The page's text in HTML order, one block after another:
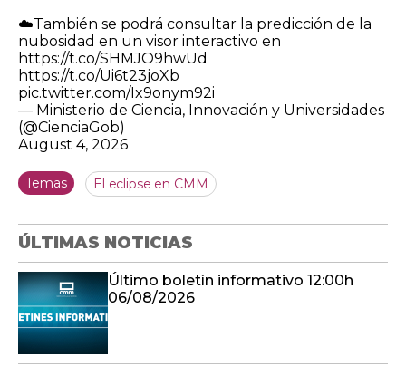
☁️También se podrá consultar la predicción de la
nubosidad en un visor interactivo en
https://t.co/SHMJO9hwUd
https://t.co/Ui6t23joXb
pic.twitter.com/Ix9onym92i
— Ministerio de Ciencia, Innovación y Universidades
(@CienciaGob)
August 4, 2026
Temas El eclipse en CMM
ÚLTIMAS NOTICIAS
Último boletín informativo 12:00h
06/08/2026